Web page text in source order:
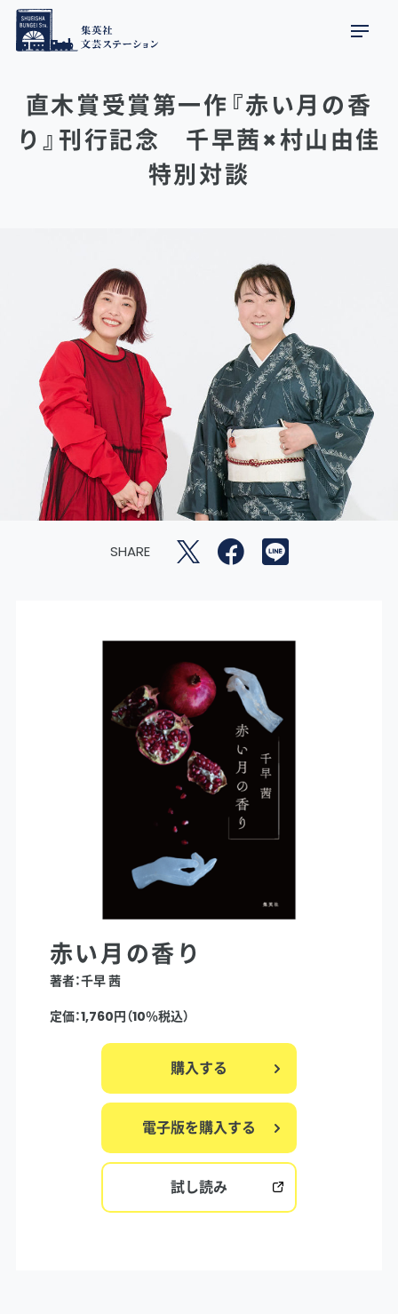
直木賞受賞第一作『赤い月の香
り』刊行記念 千早茜×村山由佳
特別対談
SHARE
赤い月の香り
著者：千早 茜
定価：1,760円（10％税込）
購入する
電子版を購入する
試し読み